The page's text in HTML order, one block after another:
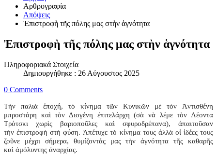
Αρθρογραφία
Απόψεις
Ἐπιστροφὴ τῆς πόλης μας στὴν ἁγνότητα
Ἐπιστροφὴ τῆς πόλης μας στὴν ἁγνότητα
Πληροφοριακά Στοιχεία
Δημιουργήθηκε : 26 Αύγουστος 2025
0 Comments
Τὴν παλιὰ ἐποχή, τὸ κίνημα τῶν Κυνικῶν μὲ τὸν Ἀντισθένη
μπροστάρη καὶ τὸν Διογένη ἐπιτελάρχη (σὰ νὰ λέμε τὸν Λέοντα
Τρότσκι χωρὶς βαριοποῦλες καὶ σφυροδρέπανα), ἀπαιτοῦσαν
τὴν ἐπιστροφὴ στὴ φύση. Ἀπέτυχε τὸ κίνημα τους ἀλλὰ οἱ ἰδέες τους
ζοῦνε μέχρι σήμερα, θυμίζοντάς μας τὴν ἁγνότητα τῆς καθαρῆς
καὶ ἀμόλυντης ἀναρχίας.